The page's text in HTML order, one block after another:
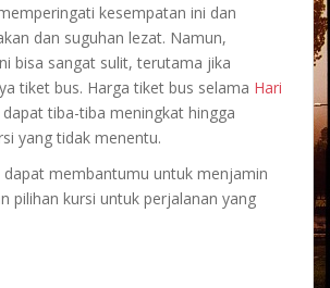
kesempatan ini dan
dan suguhan lezat. Namun,
bisa sangat sulit, terutama jika
tiket bus. Harga tiket bus selama Hari
tiba-tiba meningkat hingga
yang tidak menentu.
dapat membantumu untuk menjamin
pilihan kursi untuk perjalanan yang